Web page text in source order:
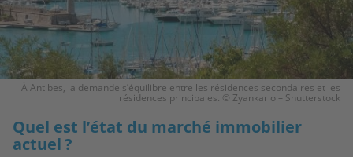
À Antibes, la demande s’équilibre entre les résidences secondaires et les
résidences principales. © Zyankarlo – Shutterstock
Quel est l’état du marché immobilier
actuel ?